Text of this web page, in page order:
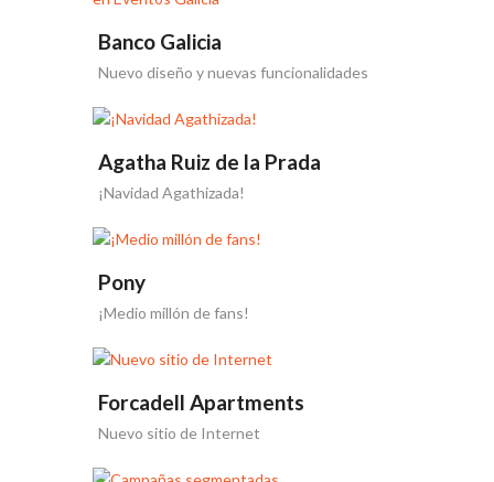
Banco Galicia
Nuevo diseño y nuevas funcionalidades
Agatha Ruiz de la Prada
¡Navidad Agathizada!
Pony
¡Medio millón de fans!
Forcadell Apartments
Nuevo sitio de Internet